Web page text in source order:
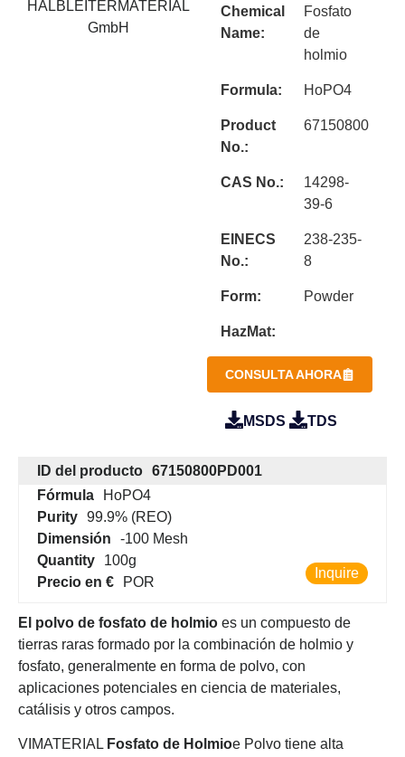
Chemical
Name:
Fosfato
de
holmio
Formula: HoPO4
Product
No.:
67150800
CAS No.:
14298-
39-6
EINECS
No.:
238-235-
8
Form: Powder
HazMat:
CONSULTA AHORA
MSDS TDS
ID del producto 67150800PD001
Fórmula
HoPO4
Purity 99.9% (REO)
Dimensión
-100 Mesh
Quantity
100g
Precio en €
POR
Inquire
El polvo de fosfato de holmio es un compuesto de
tierras raras formado por la combinación de holmio y
fosfato, generalmente en forma de polvo, con
aplicaciones potenciales en ciencia de materiales,
catálisis y otros campos.
VIMATERIAL Fosfato de Holmioe Polvo tiene alta